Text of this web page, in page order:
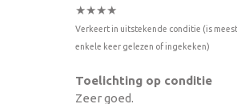
★★★★
Verkeert in uitstekende conditie (is
enkele keer gelezen of ingekeken)
Toelichting op conditie
Zeer goed.